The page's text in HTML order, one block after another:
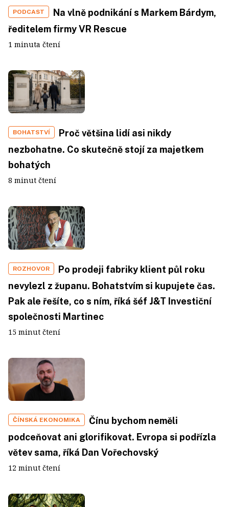
PODCAST
Na vlně podnikání s Markem Bárdym,
ředitelem firmy VR Rescue
1 minuta čtení
BOHATSTVÍ
Proč většina lidí asi nikdy
nezbohatne. Co skutečně stojí za majetkem
bohatých
8 minut čtení
ROZHOVOR
Po prodeji fabriky klient půl roku
nevylezl z županu. Bohatstvím si kupujete čas.
Pak ale řešíte, co s ním, říká šéf J&T Investiční
společnosti Martinec
15 minut čtení
ČÍNSKÁ EKONOMIKA
Čínu bychom neměli
podceňovat ani glorifikovat. Evropa si podřízla
větev sama, říká Dan Vořechovský
12 minut čtení